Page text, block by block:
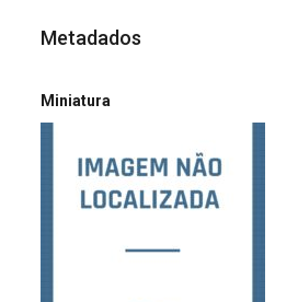
Metadados
Miniatura